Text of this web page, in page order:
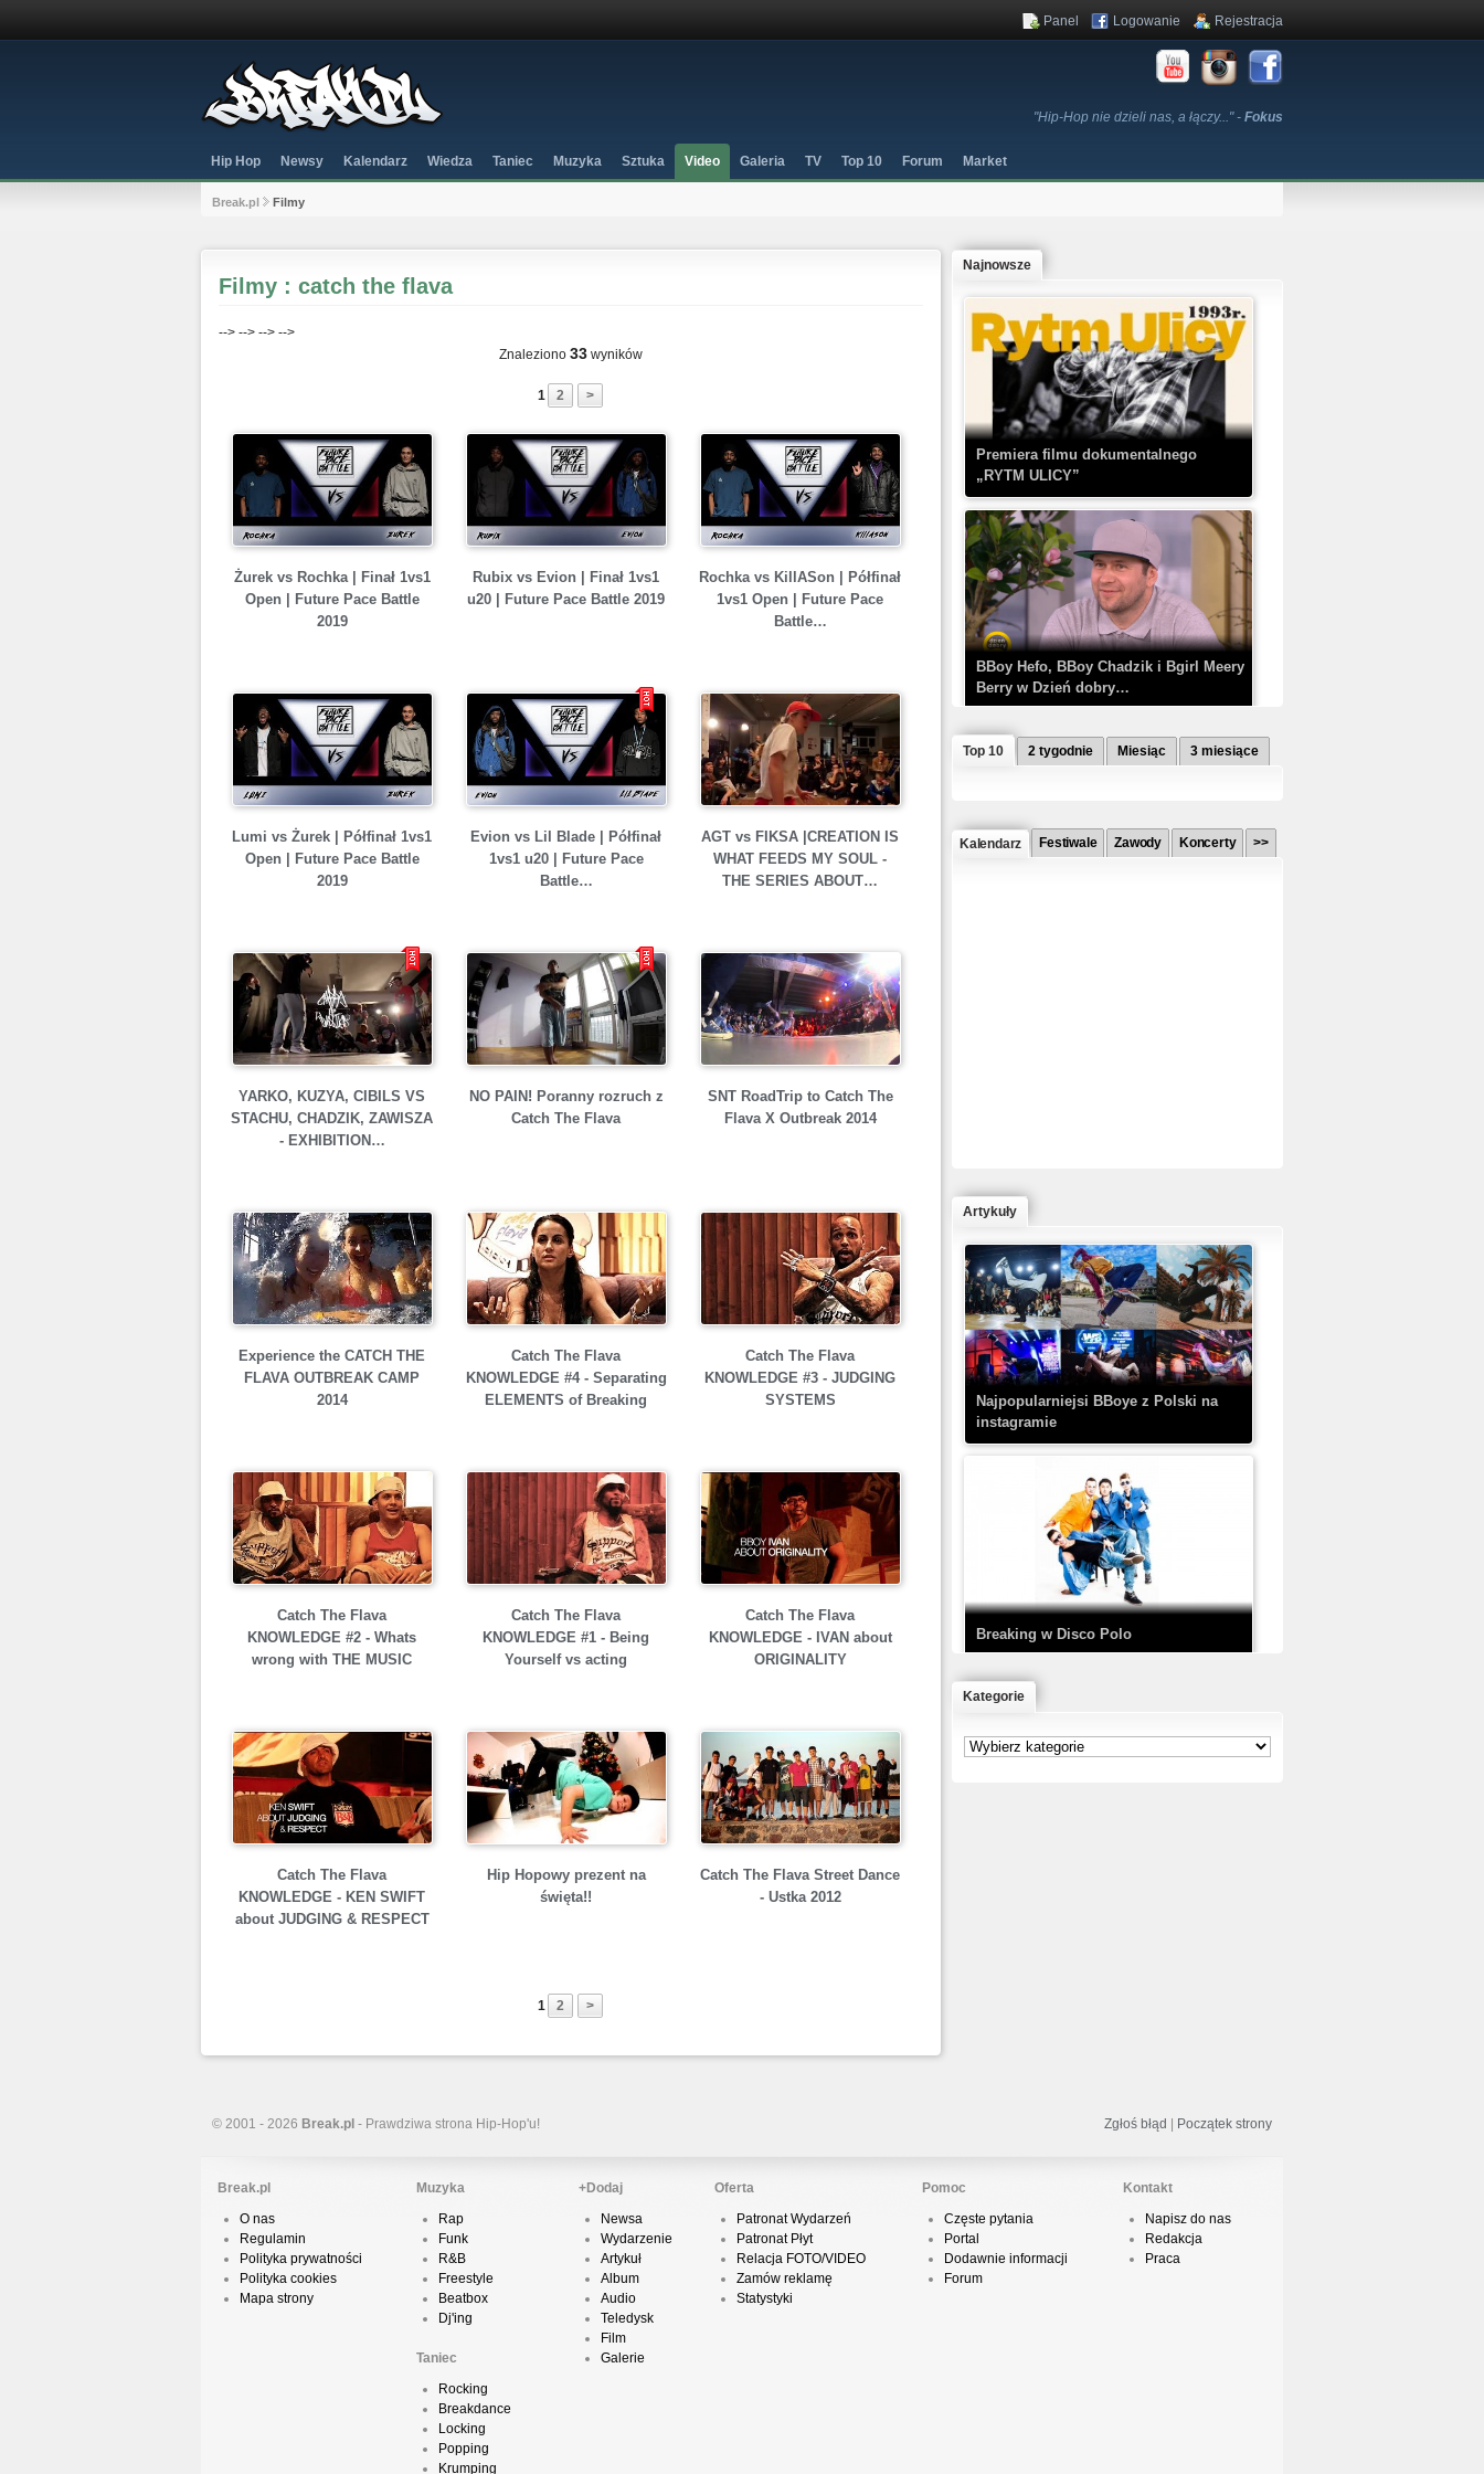
"Hip-Hop nie dzieli nas, a łączy..." - Fokus
Panel Logowanie Rejestracja
Hip Hop Newsy Kalendarz Wiedza Taniec Muzyka Sztuka Video Galeria TV Top 10 Forum Market
Break.pl Filmy
Filmy : catch the flava
--> --> --> -->
Znaleziono 33 wyników
1 2 >
Żurek vs Rochka | Finał 1vs1
Open | Future Pace Battle
2019
Rubix vs Evion | Finał 1vs1
u20 | Future Pace Battle 2019
Rochka vs KillASon | Półfinał
1vs1 Open | Future Pace
Battle…
Lumi vs Żurek | Półfinał 1vs1
Open | Future Pace Battle
2019
Evion vs Lil Blade | Półfinał
1vs1 u20 | Future Pace
Battle…
AGT vs FIKSA |CREATION IS
WHAT FEEDS MY SOUL -
THE SERIES ABOUT…
YARKO, KUZYA, CIBILS VS
STACHU, CHADZIK, ZAWISZA
- EXHIBITION…
NO PAIN! Poranny rozruch z
Catch The Flava
SNT RoadTrip to Catch The
Flava X Outbreak 2014
Experience the CATCH THE
FLAVA OUTBREAK CAMP
2014
Catch The Flava
KNOWLEDGE #4 - Separating
ELEMENTS of Breaking
Catch The Flava
KNOWLEDGE #3 - JUDGING
SYSTEMS
Catch The Flava
KNOWLEDGE #2 - Whats
wrong with THE MUSIC
Catch The Flava
KNOWLEDGE #1 - Being
Yourself vs acting
Catch The Flava
KNOWLEDGE - IVAN about
ORIGINALITY
Catch The Flava
KNOWLEDGE - KEN SWIFT
about JUDGING & RESPECT
Hip Hopowy prezent na
święta!!
Catch The Flava Street Dance
- Ustka 2012
1 2 >
Najnowsze
Premiera filmu dokumentalnego
„RYTM ULICY”
BBoy Hefo, BBoy Chadzik i Bgirl Meery
Berry w Dzień dobry…
Kaczorex w najnowszym klipie: HRYPA
– Kobieta z walizką
TEDE & SIR MICH - KICKDOWN /
DISCO NOIR
Prod. Chubeats, Scratch:…
Top 10 2 tygodnie Miesiąc 3 miesiące
Kalendarz Festiwale Zawody Koncerty >>
Artykuły
Najpopularniejsi BBoye z Polski na
instagramie
Breaking w Disco Polo
Podsumowanie roku 2018 w Polskim
Kategorie
© 2001 - 2026 Break.pl - Prawdziwa strona Hip-Hop'u! Zgłoś błąd Początek strony
Break.pl
O nas
Regulamin
Polityka prywatności
Polityka cookies
Mapa strony
Muzyka
Rap
Funk
R&B
Freestyle
Beatbox
Dj'ing
Taniec
Rocking
Breakdance
Locking
Popping
Krumping
+Dodaj
Newsa
Wydarzenie
Artykuł
Album
Audio
Teledysk
Film
Galerie
Oferta
Patronat Wydarzeń
Patronat Płyt
Relacja FOTO/VIDEO
Zamów reklamę
Statystyki
Pomoc
Częste pytania
Portal
Dodawnie informacji
Forum
Kontakt
Napisz do nas
Redakcja
Praca